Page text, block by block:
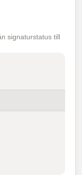
signaturstatus till